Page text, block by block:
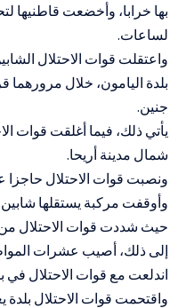
بها خرابا، وأخضعت قاطنيها
لساعات.
واعتقلت قوات الاحتلال
بلدة اليامون، خلال
جنين.
شمال مدينة أريحا.
وأوقفت مركبة يستقلها شابين
حيث شددت قوات الاحتلال من
إلى ذلك، أصيب عشرات
اندلعت مع قوات الاحتلال في
واقتحمت قوات الاحتلال بلدة